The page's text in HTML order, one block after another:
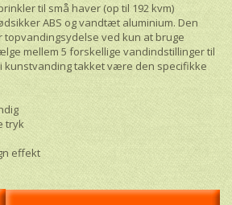
til små haver (op til 192 kvm)
ABS og vandtæt aluminium. Den
ved kun at bruge
mellem 5 forskellige vandindstillinger til
takket være den specifikke
tryk
effekt